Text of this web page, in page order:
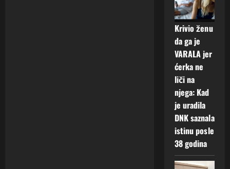
Krivio ženu
da ga je
VARALA jer
ćerka ne
liči na
njega: Kad
je uradila
DNK saznala
istinu posle
38 godina